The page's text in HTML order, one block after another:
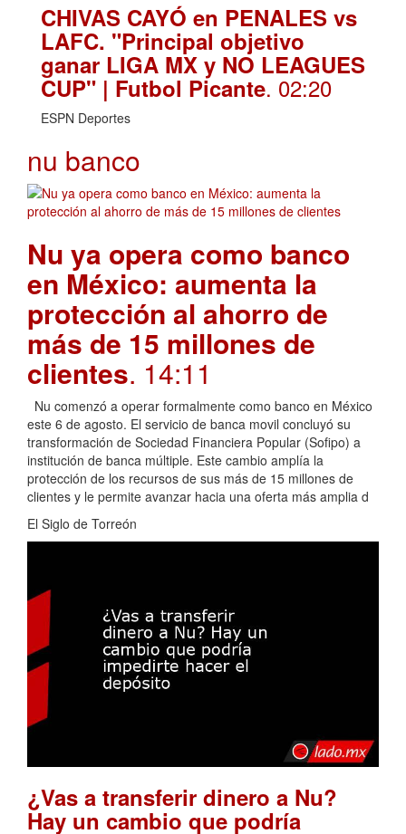
CHIVAS CAYÓ en PENALES vs
LAFC. "Principal objetivo
ganar LIGA MX y NO LEAGUES
CUP" | Futbol Picante. 02:20
ESPN Deportes
nu banco
Nu ya opera como banco
en México: aumenta la
protección al ahorro de
más de 15 millones de
clientes. 14:11
Nu comenzó a operar formalmente como banco en México
este 6 de agosto. El servicio de banca movil concluyó su
transformación de Sociedad Financiera Popular (Sofipo) a
institución de banca múltiple. Este cambio amplía la
protección de los recursos de sus más de 15 millones de
clientes y le permite avanzar hacia una oferta más amplia d
El Siglo de Torreón
¿Vas a transferir dinero a Nu?
Hay un cambio que podría